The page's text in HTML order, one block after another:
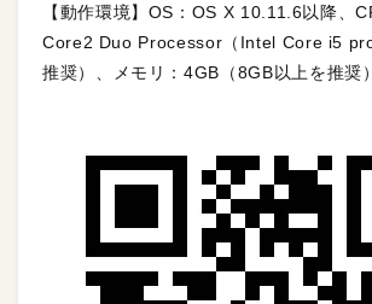
【動作環境】OS：OS X 10.11.6以降、
Core2 Duo Processor（Intel Core i5
推奨）、メモリ：4GB（8GB以上を推奨）